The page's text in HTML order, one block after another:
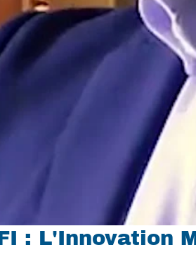
: L'Innovation